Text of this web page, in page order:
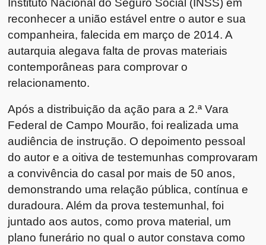
reconhecer a união estável entre o autor e sua
companheira, falecida em março de 2014. A
autarquia alegava falta de provas materiais
contemporâneas para comprovar o
relacionamento.
Após a distribuição da ação para a 2.ª Vara
Federal de Campo Mourão, foi realizada uma
audiência de instrução. O depoimento pessoal
do autor e a oitiva de testemunhas comprovaram
a convivência do casal por mais de 50 anos,
demonstrando uma relação pública, contínua e
duradoura. Além da prova testemunhal, foi
juntado aos autos, como prova material, um
plano funerário no qual o autor constava como